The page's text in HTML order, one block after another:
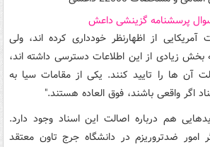
آمریکایی از اظهارنظر خودداری کرده اند، ولی
بخش زیادی از این اطلاعات دسترسی داشته اند،
آن ها را تایید کنند. یکی از مقامات سیا به
اگر واقعی باشند، فوق العاده هستند."
هم درباره اصالت این اسناد وجود دارد.
امور ضدتروریزم در دانشگاه جرج تاون معتقد